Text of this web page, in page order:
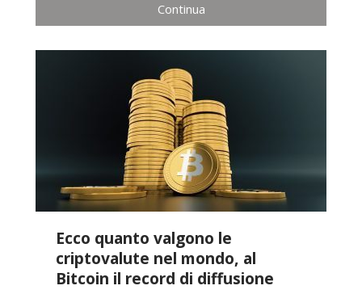
Continua
Ecco quanto valgono le
criptovalute nel mondo, al
Bitcoin il record di diffusione